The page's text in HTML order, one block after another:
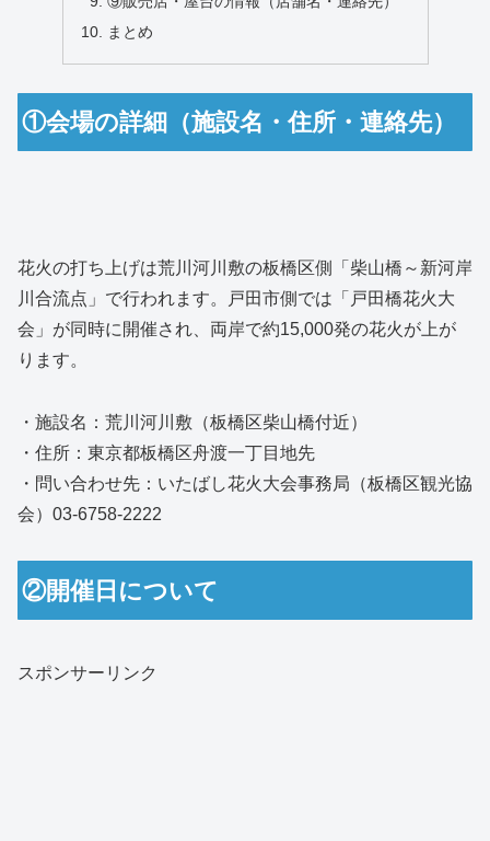
まとめ
①会場の詳細（施設名・住所・連絡先）
花火の打ち上げは荒川河川敷の板橋区側「柴山橋～新河岸
川合流点」で行われます。戸田市側では「戸田橋花火大
会」が同時に開催され、両岸で約15,000発の花火が上が
ります。
・施設名：荒川河川敷（板橋区柴山橋付近）
・住所：東京都板橋区舟渡一丁目地先
・問い合わせ先：いたばし花火大会事務局（板橋区観光協
会）03-6758-2222
②開催日について
スポンサーリンク